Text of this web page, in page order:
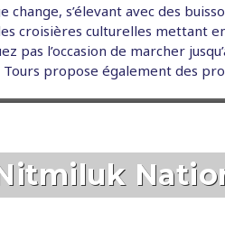
change, s’élevant avec des
croisières culturelles mettant
pas l’occasion de marcher
propose également des